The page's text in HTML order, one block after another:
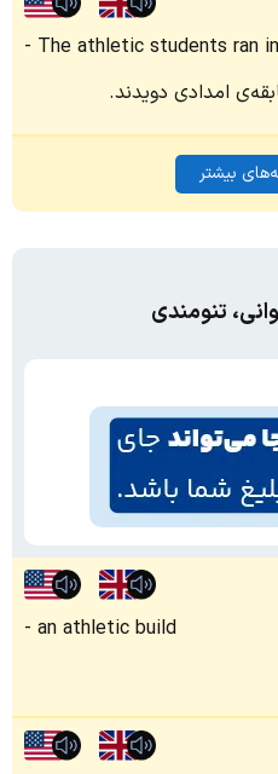
The athletic students ran
امدادی دویدند.
بیشتر
تنومندی
an athletic build